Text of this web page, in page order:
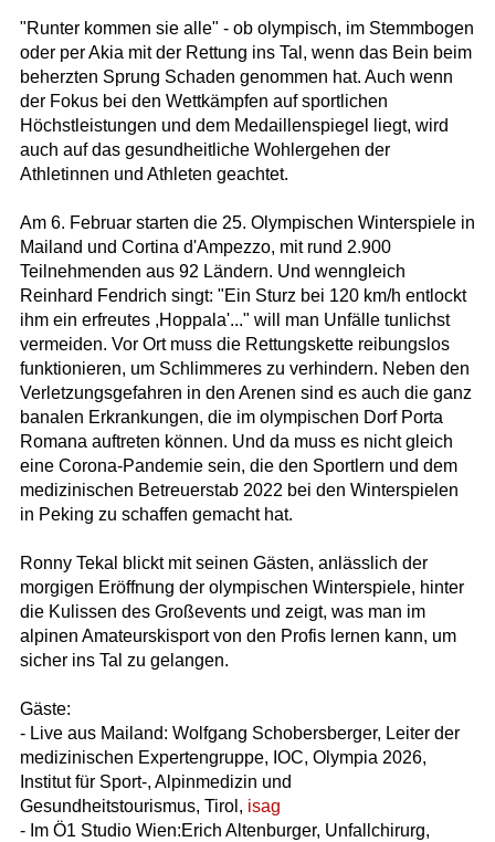
"Runter kommen sie alle" - ob olympisch, im Stemmbogen
oder per Akia mit der Rettung ins Tal, wenn das Bein beim
beherzten Sprung Schaden genommen hat. Auch wenn
der Fokus bei den Wettkämpfen auf sportlichen
Höchstleistungen und dem Medaillenspiegel liegt, wird
auch auf das gesundheitliche Wohlergehen der
Athletinnen und Athleten geachtet.
Am 6. Februar starten die 25. Olympischen Winterspiele in
Mailand und Cortina d'Ampezzo, mit rund 2.900
Teilnehmenden aus 92 Ländern. Und wenngleich
Reinhard Fendrich singt: "Ein Sturz bei 120 km/h entlockt
ihm ein erfreutes ,Hoppala'..." will man Unfälle tunlichst
vermeiden. Vor Ort muss die Rettungskette reibungslos
funktionieren, um Schlimmeres zu verhindern. Neben den
Verletzungsgefahren in den Arenen sind es auch die ganz
banalen Erkrankungen, die im olympischen Dorf Porta
Romana auftreten können. Und da muss es nicht gleich
eine Corona-Pandemie sein, die den Sportlern und dem
medizinischen Betreuerstab 2022 bei den Winterspielen
in Peking zu schaffen gemacht hat.
Ronny Tekal blickt mit seinen Gästen, anlässlich der
morgigen Eröffnung der olympischen Winterspiele, hinter
die Kulissen des Großevents und zeigt, was man im
alpinen Amateurskisport von den Profis lernen kann, um
sicher ins Tal zu gelangen.
Gäste:
- Live aus Mailand: Wolfgang Schobersberger, Leiter der
medizinischen Expertengruppe, IOC, Olympia 2026,
Institut für Sport-, Alpinmedizin und
Gesundheitstourismus, Tirol, isag
- Im Ö1 Studio Wien:Erich Altenburger, Unfallchirurg,